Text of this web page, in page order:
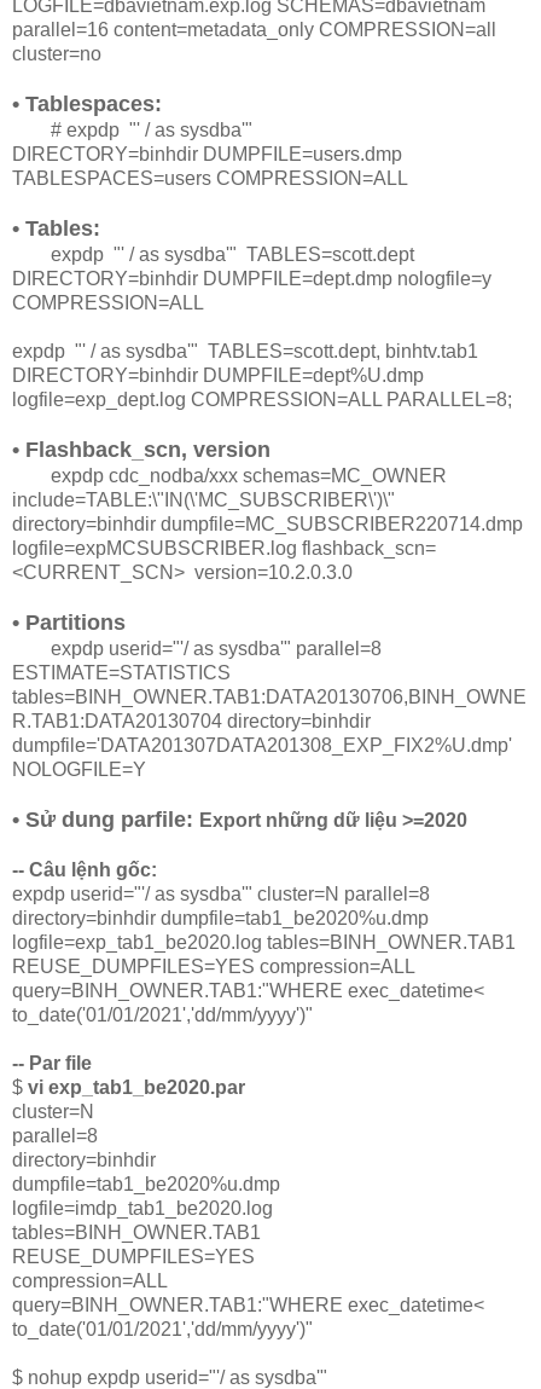
LOGFILE=dbavietnam.exp.log SCHEMAS=dbavietnam
parallel=16 content=metadata_only COMPRESSION=all
cluster=no
• Tablespaces:
# expdp "' / as sysdba'"
DIRECTORY=binhdir DUMPFILE=users.dmp
TABLESPACES=users COMPRESSION=ALL
• Tables:
expdp "' / as sysdba'" TABLES=scott.dept
DIRECTORY=binhdir DUMPFILE=dept.dmp nologfile=y
COMPRESSION=ALL
expdp "' / as sysdba'" TABLES=scott.dept, binhtv.tab1
DIRECTORY=binhdir DUMPFILE=dept%U.dmp
logfile=exp_dept.log COMPRESSION=ALL PARALLEL=8;
• Flashback_scn, version
expdp cdc_nodba/xxx schemas=MC_OWNER
include=TABLE:\"IN(\'MC_SUBSCRIBER\')\"
directory=binhdir dumpfile=MC_SUBSCRIBER220714.dmp
logfile=expMCSUBSCRIBER.log flashback_scn=
<CURRENT_SCN> version=10.2.0.3.0
• Partitions
expdp userid="'/ as sysdba'" parallel=8
ESTIMATE=STATISTICS
tables=BINH_OWNER.TAB1:DATA20130706,BINH_OWNE
R.TAB1:DATA20130704 directory=binhdir
dumpfile='DATA201307DATA201308_EXP_FIX2%U.dmp'
NOLOGFILE=Y
• Sử dung parfile: Export những dữ liệu >=2020
-- Câu lệnh gốc:
expdp userid="'/ as sysdba'" cluster=N parallel=8
directory=binhdir dumpfile=tab1_be2020%u.dmp
logfile=exp_tab1_be2020.log tables=BINH_OWNER.TAB1
REUSE_DUMPFILES=YES compression=ALL
query=BINH_OWNER.TAB1:"WHERE exec_datetime<
to_date('01/01/2021','dd/mm/yyyy')"
-- Par file
$ vi exp_tab1_be2020.par
cluster=N
parallel=8
directory=binhdir
dumpfile=tab1_be2020%u.dmp
logfile=imdp_tab1_be2020.log
tables=BINH_OWNER.TAB1
REUSE_DUMPFILES=YES
compression=ALL
query=BINH_OWNER.TAB1:"WHERE exec_datetime<
to_date('01/01/2021','dd/mm/yyyy')"
$ nohup expdp userid="'/ as sysdba'"